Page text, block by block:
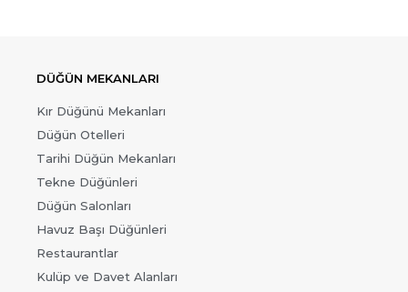
DÜĞÜN MEKANLARI
Kır Düğünü Mekanları
Düğün Otelleri
Tarihi Düğün Mekanları
Tekne Düğünleri
Düğün Salonları
Havuz Başı Düğünleri
Restaurantlar
Kulüp ve Davet Alanları